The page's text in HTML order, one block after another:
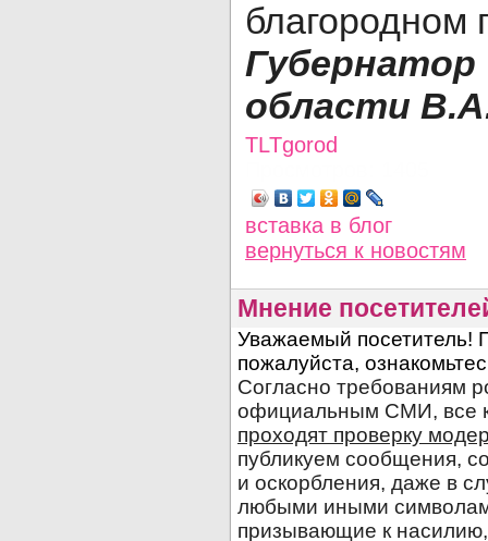
благородном
области
TLTgorod
вставка в блог
вернуться к новостям
Мнение